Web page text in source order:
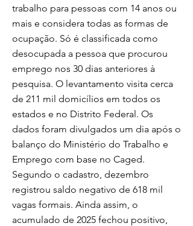
trabalho para pessoas com 14 anos ou
mais e considera todas as formas de
ocupação. Só é classificada como
desocupada a pessoa que procurou
emprego nos 30 dias anteriores à
pesquisa. O levantamento visita cerca
de 211 mil domicílios em todos os
estados e no Distrito Federal. Os
dados foram divulgados um dia após o
balanço do Ministério do Trabalho e
Emprego com base no Caged.
Segundo o cadastro, dezembro
registrou saldo negativo de 618 mil
vagas formais. Ainda assim, o
acumulado de 2025 fechou positivo,